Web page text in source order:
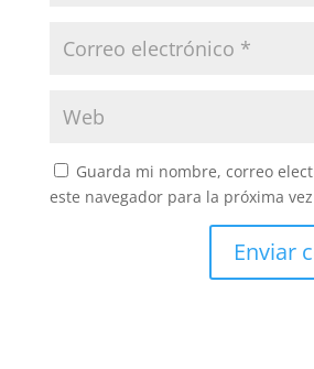
Guarda mi nombre, correo
este navegador para la próxima